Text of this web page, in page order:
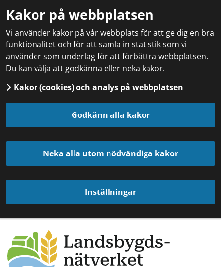
Kakor på webbplatsen
Vi använder kakor på vår webbplats för att ge dig en bra
funktionalitet och för att samla in statistik som vi
använder som underlag för att förbättra webbplatsen.
Du kan välja att godkänna eller neka kakor.
Kakor (cookies) och analys på webbplatsen
Godkänn alla kakor
Neka alla utom nödvändiga kakor
Inställningar